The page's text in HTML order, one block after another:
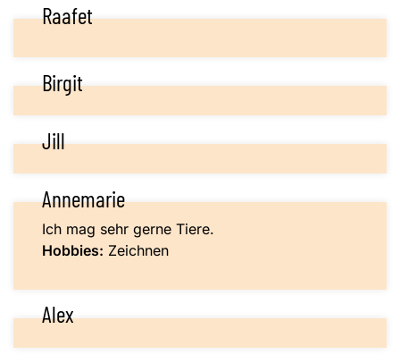
Raafet
Birgit
Jill
Annemarie
Ich mag sehr gerne Tiere.
Hobbies: Zeichnen
Alex